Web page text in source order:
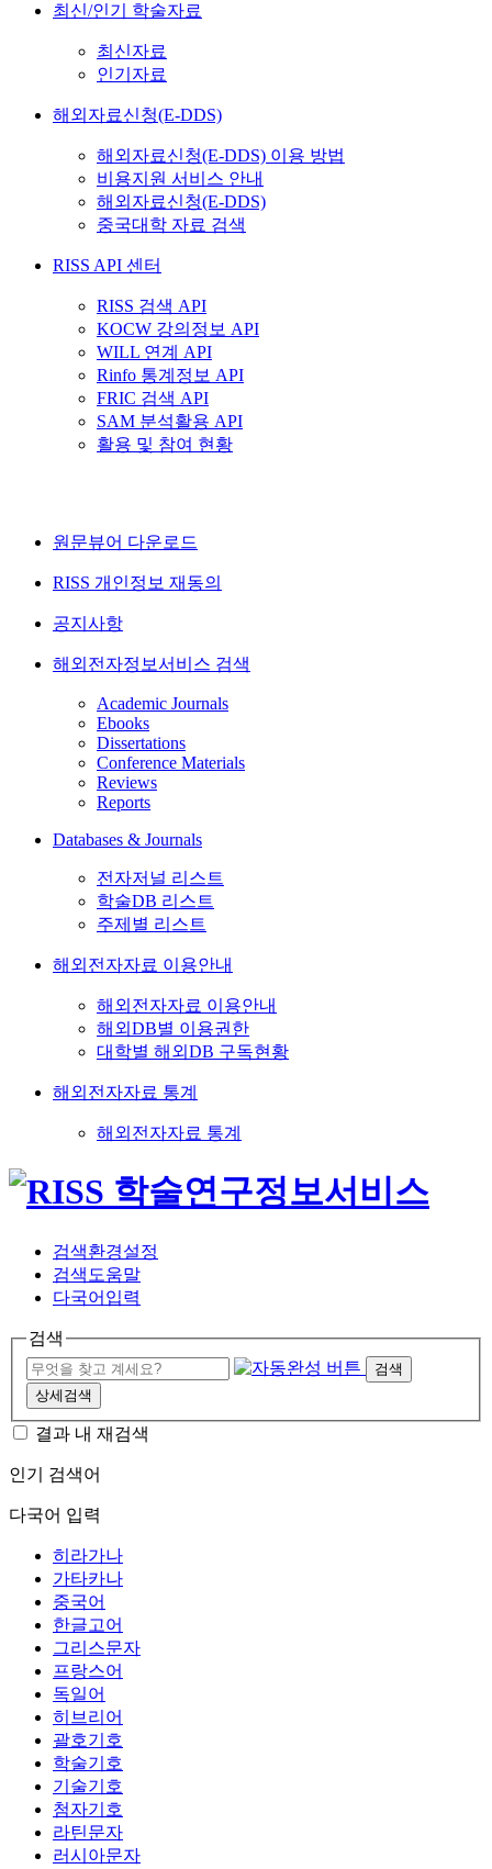
최신/인기 학술자료
최신자료
인기자료
해외자료신청(E-DDS)
해외자료신청(E-DDS) 이용 방법
비용지원 서비스 안내
해외자료신청(E-DDS)
중국대학 자료 검색
RISS API 센터
RISS 검색 API
KOCW 강의정보 API
WILL 연계 API
Rinfo 통계정보 API
FRIC 검색 API
SAM 분석활용 API
활용 및 참여 현황
원문뷰어 다운로드
RISS 개인정보 재동의
공지사항
해외전자정보서비스 검색
Academic Journals
Ebooks
Dissertations
Conference Materials
Reviews
Reports
Databases & Journals
전자저널 리스트
학술DB 리스트
주제별 리스트
해외전자자료 이용안내
해외전자자료 이용안내
해외DB별 이용권한
대학별 해외DB 구독현황
해외전자자료 통계
해외전자자료 통계
검색환경설정
검색도움말
다국어입력
검색
검색
상세검색
결과 내 재검색
인기 검색어
다국어 입력
히라가나
가타카나
중국어
한글고어
그리스문자
프랑스어
독일어
히브리어
괄호기호
학술기호
기술기호
첨자기호
라틴문자
러시아문자